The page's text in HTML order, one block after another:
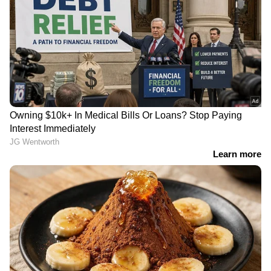
പാട്ടക്കാലാവധി കഴിഞ്ഞു;
അതിരപ്പള്ളി
വനമേഖലയിൽ കൃഷി
നടത്താനാകില്ലെന്ന്
ഹൈക്കോടതി
മദ്യലഹരിയിൽ തർക്കം,
മലയാളിയായ ശിവസേന
നേതാവിനെ തമിഴ്നാട്ടിൽ
അടിവസ്ത്രം ധരിച്ച്
ബിവറേജസ് ഔട്ട്ലെറ്റിൽ
മോഷ്ടിക്കാൻ കയറി,
ഗർഭപാത്രം നീക്കം ചെയ്യൽ
ശസ്ത്രക്രിയ: കരാർ
ജീവനക്കാർക്കും